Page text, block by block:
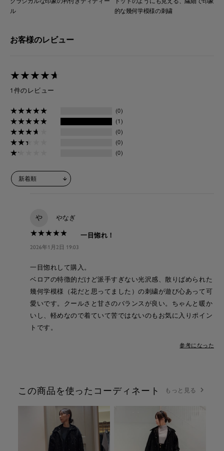
ル
的な幾何学模様の刺繍
お客様のレビュー
★★★★★
★★★★★
1件のレビュー
★★★★★
★★★★★ (0)
★★★★★
★★★★★ (1)
★★★★
★★★★ (0)
★★★
★★★ (0)
★★
★★ (0)
や やなぎ
★★★★★
★★★★★ 一目惚れ！
2026年1月2日 19:03
一目惚れして購入。
ベロアの特徴的だけど派手すぎない光沢感、散りばめられた
幾何学模様（花だと思ってました）の刺繍が遊び心あって可
愛いです。クールさと甘さのバランスが良い。ちゃんと暖か
いし、軽めなので着ていて苦ではないのもお気に入りポイン
トです。
参考になった
この商品を使ったコーディネート もっと見る